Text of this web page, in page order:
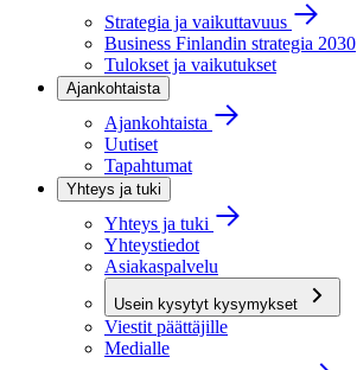
Strategia ja vaikuttavuus
Business Finlandin strategia 2030
Tulokset ja vaikutukset
Ajankohtaista
Ajankohtaista
Uutiset
Tapahtumat
Yhteys ja tuki
Yhteys ja tuki
Yhteystiedot
Asiakaspalvelu
Usein kysytyt kysymykset
Viestit päättäjille
Medialle